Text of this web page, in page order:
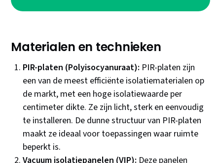
Materialen en technieken
PIR-platen (Polyisocyanuraat): PIR-platen zijn
een van de meest efficiënte isolatiematerialen op
de markt, met een hoge isolatiewaarde per
centimeter dikte. Ze zijn licht, sterk en eenvoudig
te installeren. De dunne structuur van PIR-platen
maakt ze ideaal voor toepassingen waar ruimte
beperkt is.
Vacuum isolatiepanelen (VIP): Deze panelen